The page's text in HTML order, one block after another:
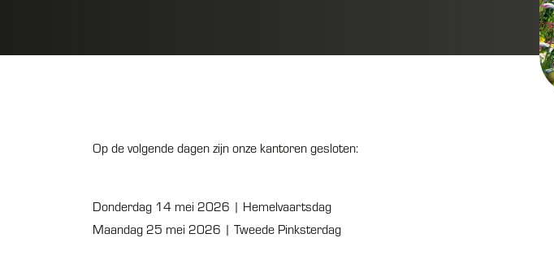
Op de volgende dagen zijn onze kantoren gesloten:
Donderdag 14 mei 2026 | Hemelvaartsdag
Maandag 25 mei 2026 | Tweede Pinksterdag